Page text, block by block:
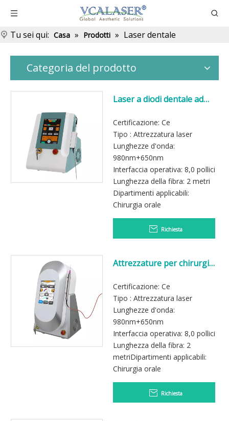
Tu sei qui: Casa » Prodotti » Laser dentale
Categoria del prodotto
Laser a diodi dentale ad
apparecchiature di bellezza
980nm
Certificazione: Ce
Tipo : Attrezzatura laser
Lunghezze d'onda:
980nm+650nm
Interfaccia operativa: 8,0 pollici
Lunghezza della fibra: 2 metri
Dipartimenti applicabili:
Chirurgia orale
Richiesta
Attrezzature per chirurgia
Certificazione: Ce
Tipo : Attrezzatura laser
Lunghezze d'onda:
980nm+650nm
Interfaccia operativa: 8,0 pollici
Lunghezza della fibra: 2
metriDipartimenti applicabili:
Chirurgia orale
Richiesta